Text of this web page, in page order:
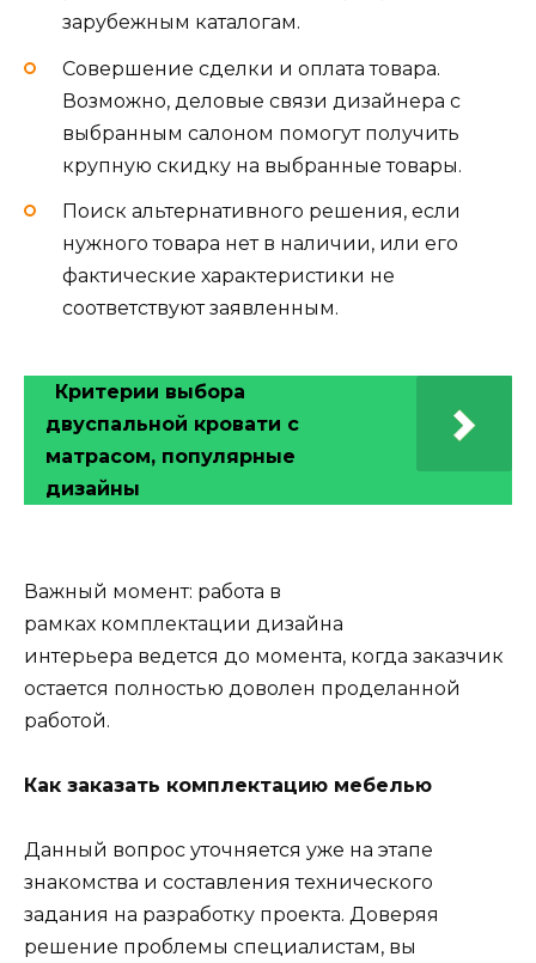
зарубежным каталогам.
Совершение сделки и оплата товара.
Возможно, деловые связи дизайнера с
выбранным салоном помогут получить
крупную скидку на выбранные товары.
Поиск альтернативного решения, если
нужного товара нет в наличии, или его
фактические характеристики не
соответствуют заявленным.
Критерии выбора
двуспальной кровати с
матрасом, популярные
дизайны
Важный момент: работа в
рамках комплектации дизайна
интерьера ведется до момента, когда заказчик
остается полностью доволен проделанной
работой.
Как заказать комплектацию мебелью
Данный вопрос уточняется уже на этапе
знакомства и составления технического
задания на разработку проекта. Доверяя
решение проблемы специалистам, вы